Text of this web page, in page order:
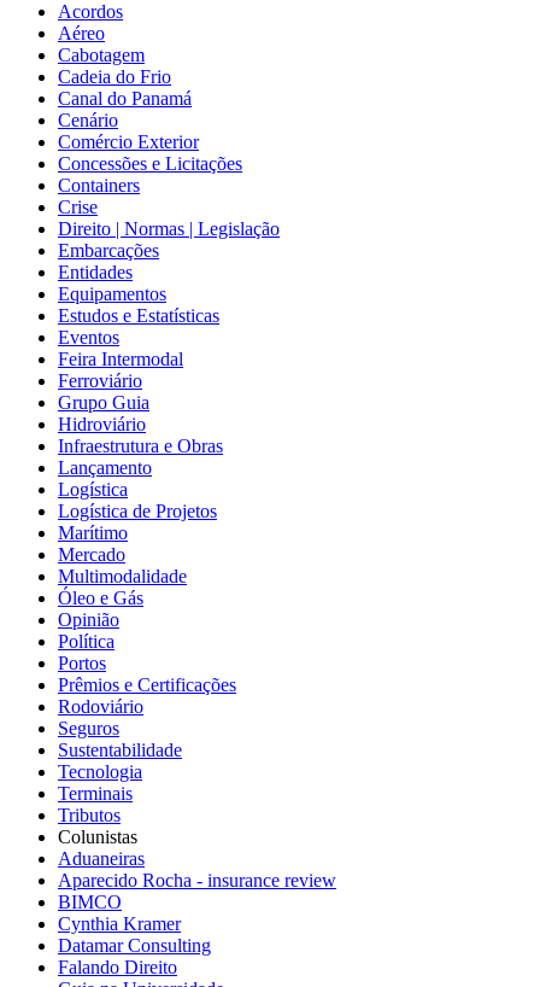
Acordos
Aéreo
Cabotagem
Cadeia do Frio
Canal do Panamá
Cenário
Comércio Exterior
Concessões e Licitações
Containers
Crise
Direito | Normas | Legislação
Embarcações
Entidades
Equipamentos
Estudos e Estatísticas
Eventos
Feira Intermodal
Ferroviário
Grupo Guia
Hidroviário
Infraestrutura e Obras
Lançamento
Logística
Logística de Projetos
Marítimo
Mercado
Multimodalidade
Óleo e Gás
Opinião
Política
Portos
Prêmios e Certificações
Rodoviário
Seguros
Sustentabilidade
Tecnologia
Terminais
Tributos
Colunistas
Aduaneiras
Aparecido Rocha - insurance review
BIMCO
Cynthia Kramer
Datamar Consulting
Falando Direito